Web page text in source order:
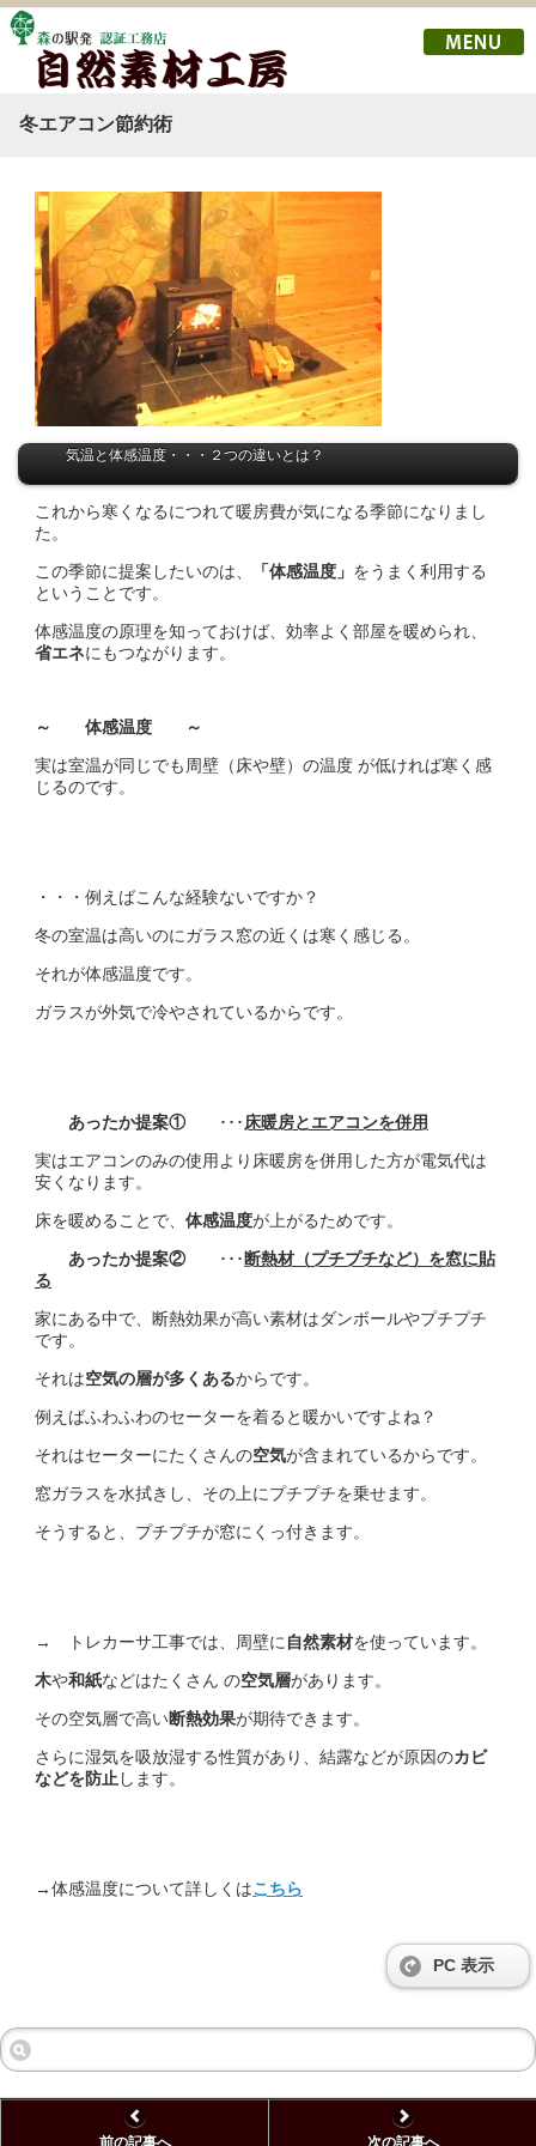
冬エアコン節約術
気温と体感温度・・・２つの違いとは？
これから寒くなるにつれて暖房費が気になる季節になりまし
た。
この季節に提案したいのは、
「体感温度」 をうまく利用する
ということです。
体感温度の原理を知っておけば、効率よく部屋を暖められ、
省エネにもつながります。
～ 体感温度 ～
実は室温が同じでも周壁（床や壁）の温度 が低ければ寒く感
じるのです。
・・・例えばこんな経験ないですか？
冬の室温は高いのにガラス窓の近くは寒く感じる。
それが体感温度です。
ガラスが外気で冷やされているからです。
あったか提案① ･･･床暖房とエアコンを併用
実はエアコンのみの使用より床暖房を併用した方が電気代は
安くなります。
床を暖めることで、 体感温度が上がるためです。
あったか提案②
･･･断熱材（プチプチなど）を窓に貼
る
家にある中で、断熱効果が高い素材はダンボールやプチプチ
です。
それは空気の層が多くあるからです。
例えばふわふわのセーターを着ると暖かいですよね？
それはセーターにたくさんの空気が含まれているからです。
窓ガラスを水拭きし、その上にプチプチを乗せます。
そうすると、プチプチが窓にくっ付きます。
→ トレカーサ工事では、周壁に 自然素材を使っています。
木や和紙などはたくさん の空気層があります。
その空気層で高い断熱効果が期待できます。
さらに湿気を吸放湿する性質があり、結露などが原因のカビ
などを防止 します。
→体感温度について詳しくはこちら
PC 表示
前の記事へ 次の記事へ